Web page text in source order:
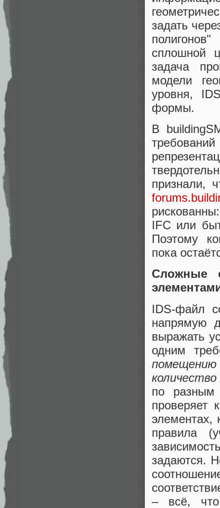
задать
сплошной
задача
модели
уровня,
формы.
В
признали,
IFC или
Поэтому
пока
Сложные
IDS-файл
напрямую
выражать
одним
по
проверяет
элементах,
правила
задаются.
– всё, что